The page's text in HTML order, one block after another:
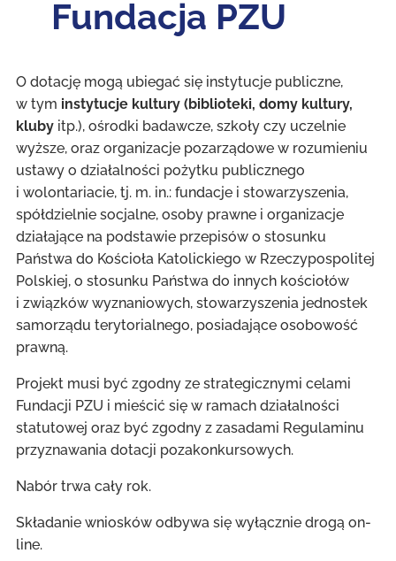
Fundacja PZU
O dotację mogą ubiegać się instytucje publiczne,
w tym instytucje kultury (biblioteki, domy kultury,
kluby itp.), ośrodki badawcze, szkoły czy uczelnie
wyższe, oraz organizacje pozarządowe w rozumieniu
ustawy o działalności pożytku publicznego
i wolontariacie, tj. m. in.: fundacje i stowarzyszenia,
spółdzielnie socjalne, osoby prawne i organizacje
działające na podstawie przepisów o stosunku
Państwa do Kościoła Katolickiego w Rzeczypospolitej
Polskiej, o stosunku Państwa do innych kościołów
i związków wyznaniowych, stowarzyszenia jednostek
samorządu terytorialnego, posiadające osobowość
prawną.
Projekt musi być zgodny ze strategicznymi celami
Fundacji PZU i mieścić się w ramach działalności
statutowej oraz być zgodny z zasadami Regulaminu
przyznawania dotacji pozakonkursowych.
Nabór trwa cały rok.
Składanie wniosków odbywa się wyłącznie drogą on-
line.